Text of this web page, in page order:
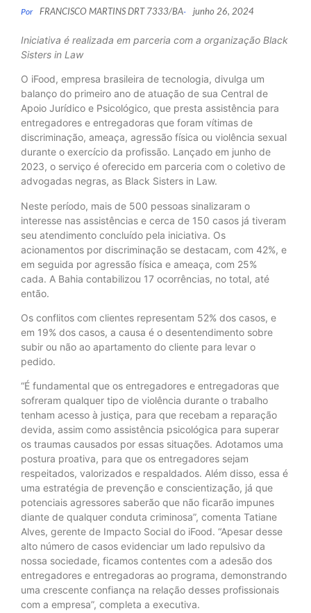
Por FRANCISCO MARTINS DRT 7333/BA- junho 26, 2024
Iniciativa é realizada em parceria com a organização Black
Sisters in Law
O iFood, empresa brasileira de tecnologia, divulga um
balanço do primeiro ano de atuação de sua Central de
Apoio Jurídico e Psicológico, que presta assistência para
entregadores e entregadoras que foram vítimas de
discriminação, ameaça, agressão física ou violência sexual
durante o exercício da profissão. Lançado em junho de
2023, o serviço é oferecido em parceria com o coletivo de
advogadas negras, as Black Sisters in Law.
Neste período, mais de 500 pessoas sinalizaram o
interesse nas assistências e cerca de 150 casos já tiveram
seu atendimento concluído pela iniciativa. Os
acionamentos por discriminação se destacam, com 42%, e
em seguida por agressão física e ameaça, com 25%
cada. A Bahia contabilizou 17 ocorrências, no total, até
então.
Os conflitos com clientes representam 52% dos casos, e
em 19% dos casos, a causa é o desentendimento sobre
subir ou não ao apartamento do cliente para levar o
pedido.
“É fundamental que os entregadores e entregadoras que
sofreram qualquer tipo de violência durante o trabalho
tenham acesso à justiça, para que recebam a reparação
devida, assim como assistência psicológica para superar
os traumas causados por essas situações. Adotamos uma
postura proativa, para que os entregadores sejam
respeitados, valorizados e respaldados. Além disso, essa é
uma estratégia de prevenção e conscientização, já que
potenciais agressores saberão que não ficarão impunes
diante de qualquer conduta criminosa”, comenta Tatiane
Alves, gerente de Impacto Social do iFood. “Apesar desse
alto número de casos evidenciar um lado repulsivo da
nossa sociedade, ficamos contentes com a adesão dos
entregadores e entregadoras ao programa, demonstrando
uma crescente confiança na relação desses profissionais
com a empresa”, completa a executiva.